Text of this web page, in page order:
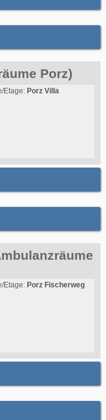
Porz)
Etage: Porz Villa
Etage: Porz Fischerweg